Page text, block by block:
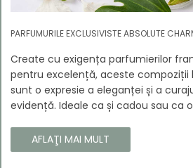
PARFUMURILE EXCLUSIVISTE ABSOLUTE
Create cu exigența parfumierilor
pentru excelență, aceste compoziții
sunt o expresie a eleganței și a
evidență. Ideale ca și cadou sau ca
să atragă atenția și să emane un
AFLAŢI MAI MULT